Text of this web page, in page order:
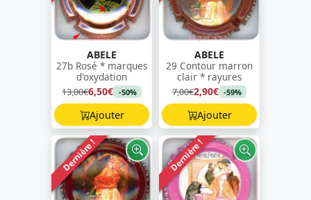
ABELE
27b Rosé * marques
d'oxydation
13,00€6,50€ -50%
Ajouter
ABELE
29 Contour marron
clair * rayures
7,00€2,90€ -59%
Ajouter
Dernière ! Dernière !